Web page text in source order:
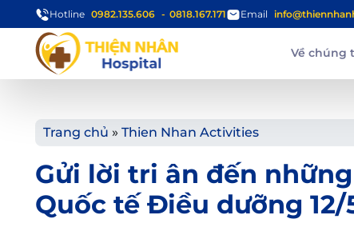
Hotline 0982.135.606 0818.167.171 Email
Về chúng
Trang chủ » Thien Nhan Activities
Gửi lời tri ân đến
Quốc tế Điều dưỡng 12/